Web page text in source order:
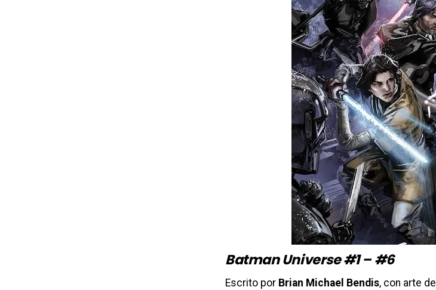
Batman Universe #1 – #6
Escrito por Brian Michael Bendis, con arte de